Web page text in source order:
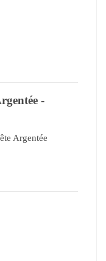
-
Argentée